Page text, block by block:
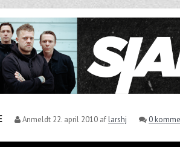
Anmeldt 22. april 2010 aflarshj 0